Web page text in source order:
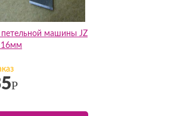
машины JZ
Р